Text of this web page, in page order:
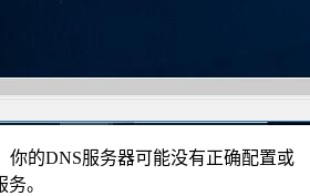
你的DNS服务器可能没有正确配置或
。